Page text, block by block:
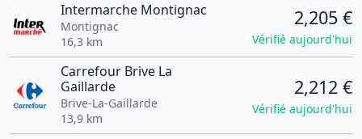
Intermarche Montignac
Montignac
16,3 km
2,205 €
Vérifié aujourd'hui
Carrefour Brive La
Gaillarde
Brive-La-Gaillarde
13,9 km
2,212 €
Vérifié aujourd'hui